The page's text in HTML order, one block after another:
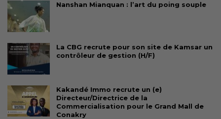
Nanshan Mianquan : l’art du poing souple
La CBG recrute pour son site de Kamsar un
contrôleur de gestion (H/F)
Kakandé Immo recrute un (e)
Directeur/Directrice de la
Commercialisation pour le Grand Mall de
Conakry